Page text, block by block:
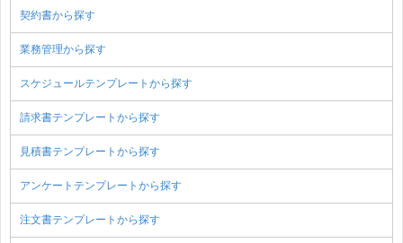
契約書から探す
業務管理から探す
スケジュールテンプレートから探す
請求書テンプレートから探す
見積書テンプレートから探す
アンケートテンプレートから探す
注文書テンプレートから探す